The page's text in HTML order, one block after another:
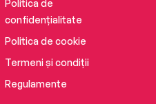
Politica de
confidențialitate
Politica de cookie
Termeni și condiții
Regulamente